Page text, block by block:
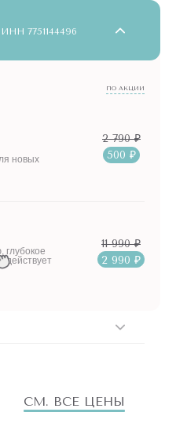
7751144496
ПО АКЦИИ
новых
2 790 ₽
500 ₽
глубокое
действует
11 990 ₽
2 990 ₽
СМ. ВСЕ ЦЕНЫ